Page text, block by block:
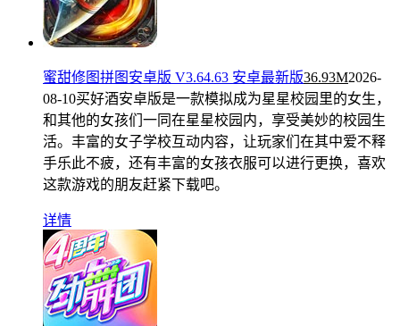
蜜甜修图拼图安卓版 V3.64.63 安卓最新版36.93M2026-
08-10买好酒安卓版是一款模拟成为星星校园里的女生，
和其他的女孩们一同在星星校园内，享受美妙的校园生
活。丰富的女子学校互动内容，让玩家们在其中爱不释
手乐此不疲，还有丰富的女孩衣服可以进行更换，喜欢
这款游戏的朋友赶紧下载吧。
详情